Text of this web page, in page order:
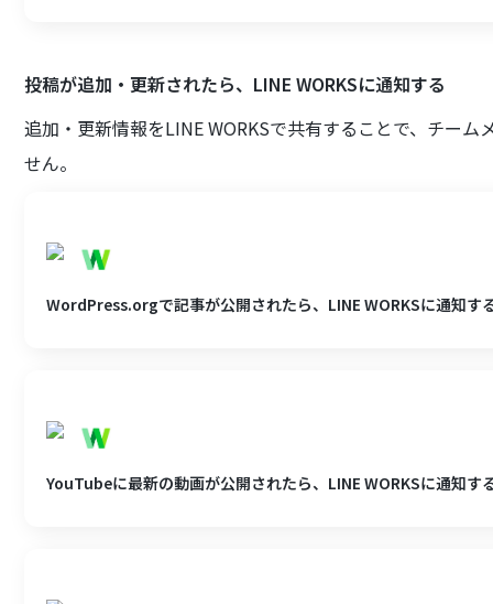
投稿が追加・更新されたら、LINE WORKSに通知する
追加・更新情報をLINE WORKSで共有することで、チー
せん。
WordPress.orgで記事が公開されたら、LINE WORKSに通知す
YouTubeに最新の動画が公開されたら、LINE WORKSに通知す